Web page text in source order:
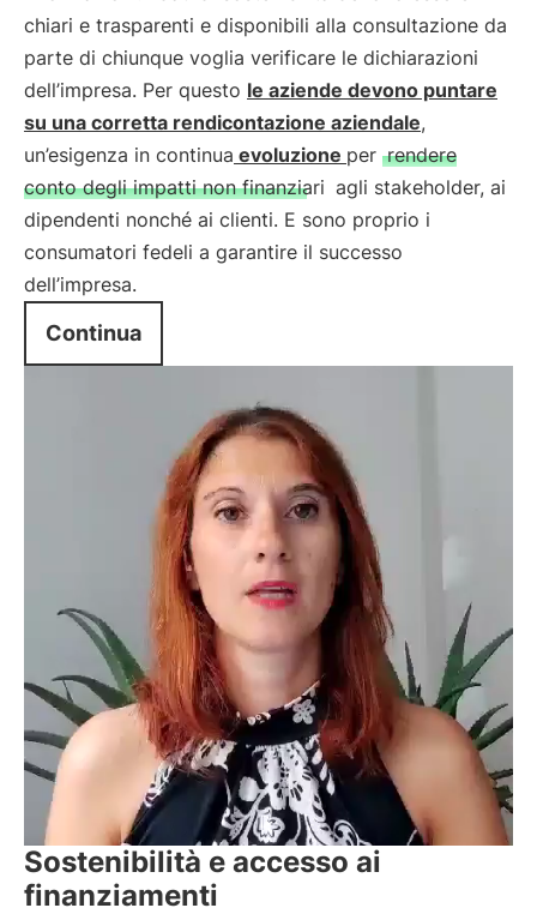
chiari e trasparenti e disponibili alla consultazione da
parte di chiunque voglia verificare le dichiarazioni
dell’impresa. Per questo le aziende devono puntare
su una corretta rendicontazione aziendale,
un’esigenza in continua evoluzione per rendere
conto degli impatti non finanziari agli stakeholder, ai
dipendenti nonché ai clienti. E sono proprio i
consumatori fedeli a garantire il successo
dell’impresa.
Continua
Sostenibilità e accesso ai
finanziamenti